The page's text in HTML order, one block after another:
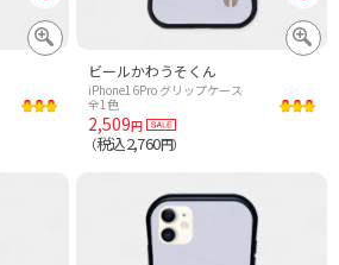
ビールかわうそくん
iPhone16Pro グリップケース
全1色
2,509円
（税込2,760円）